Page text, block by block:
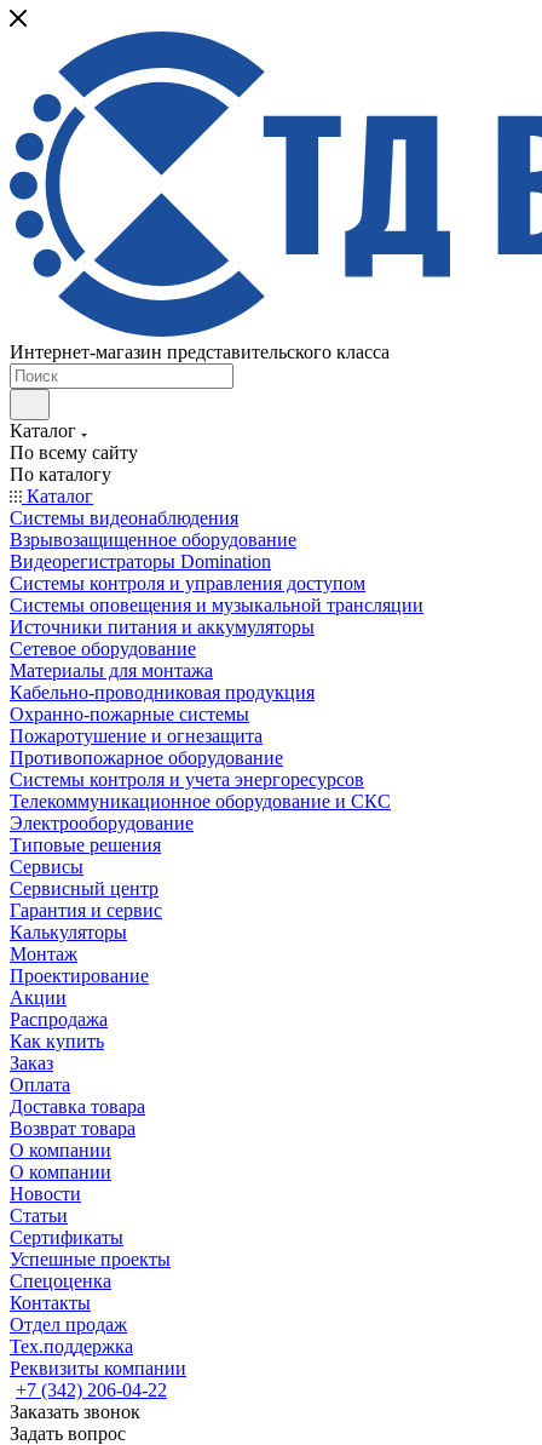
Интернет-магазин представительского класса
Каталог
По всему сайту
По каталогу
Каталог
Системы видеонаблюдения
Взрывозащищенное оборудование
Видеорегистраторы Domination
Системы контроля и управления доступом
Системы оповещения и музыкальной трансляции
Источники питания и аккумуляторы
Сетевое оборудование
Материалы для монтажа
Кабельно-проводниковая продукция
Охранно-пожарные системы
Пожаротушение и огнезащита
Противопожарное оборудование
Системы контроля и учета энергоресурсов
Телекоммуникационное оборудование и СКС
Электрооборудование
Типовые решения
Сервисы
Сервисный центр
Гарантия и сервис
Калькуляторы
Монтаж
Проектирование
Акции
Распродажа
Как купить
Заказ
Оплата
Доставка товара
Возврат товара
О компании
О компании
Новости
Статьи
Сертификаты
Успешные проекты
Спецоценка
Контакты
Отдел продаж
Тех.поддержка
Реквизиты компании
+7 (342) 206-04-22
Заказать звонок
Задать вопрос